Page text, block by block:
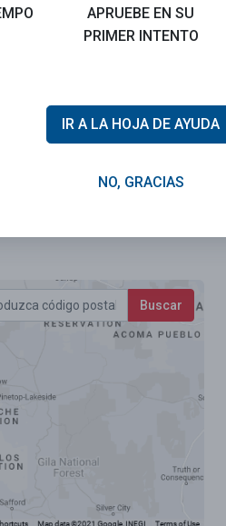
Calificar esta sección
Buscar
APRUEBE EN SU
PRIMER INTENTO
IR A LA HOJA DE AYUDA
NO, GRACIAS